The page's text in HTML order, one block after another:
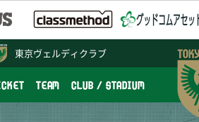
東京ヴェルディクラブ
TEAM CLUB / STADIUM